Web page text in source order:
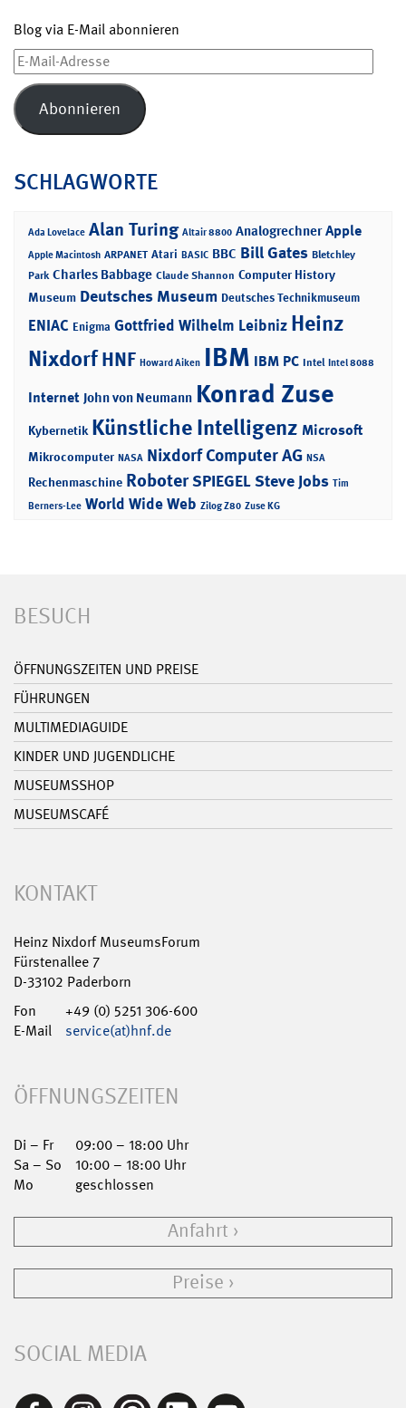
Blog via E-Mail abonnieren
E-
Mail-
Adresse
Abonnieren
SCHLAGWORTE
Ada Lovelace Alan Turing Altair 8800 Analogrechner Apple
Apple Macintosh ARPANET Atari BASIC BBC Bill Gates Bletchley
Park Charles Babbage Claude Shannon Computer History
Museum Deutsches Museum Deutsches Technikmuseum
ENIAC Enigma Gottfried Wilhelm Leibniz Heinz
NixdorfHNF Howard Aiken IBM IBM PC Intel Intel 8088
Internet John von Neumann Konrad Zuse
Kybernetik Künstliche Intelligenz Microsoft
Mikrocomputer NASA Nixdorf Computer AG NSA
Rechenmaschine RoboterSPIEGELSteve Jobs Tim
Berners-Lee World Wide Web Zilog Z80 Zuse KG
BESUCH
ÖFFNUNGSZEITEN UND PREISE
FÜHRUNGEN
MULTIMEDIAGUIDE
KINDER UND JUGENDLICHE
MUSEUMSSHOP
MUSEUMSCAFÉ
KONTAKT
Heinz Nixdorf MuseumsForum
Fürstenallee 7
D-33102 Paderborn
Fon
+49 (0) 5251 306-600
E-Mail
service(at)hnf.de
ÖFFNUNGSZEITEN
Di – Fr
09:00 – 18:00 Uhr
Sa – So
10:00 – 18:00 Uhr
Mo
geschlossen
Anfahrt
Preise
SOCIAL MEDIA